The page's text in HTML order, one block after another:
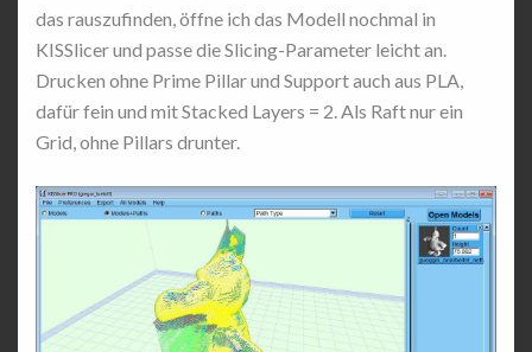
das rauszufinden, öffne ich das Modell nochmal in
KISSlicer und passe die Slicing-Parameter leicht an.
Drucken ohne Prime Pillar und Support auch aus PLA,
dafür fein und mit Stacked Layers = 2. Als Raft nur ein
Grid, ohne Pillars drunter.